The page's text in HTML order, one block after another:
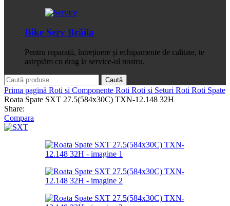
Bike Serv Brăila
Pentru reparații, întreținere și echipamente de calitate, te
așteptăm cu drag la service-ul nostru.
Caută
Prima pagină Roti si Componente Roti Roti si Seturi Roti Roti Spate
Roata Spate SXT 27.5(584x30C) TXN-12.148 32H
Share:
Compara